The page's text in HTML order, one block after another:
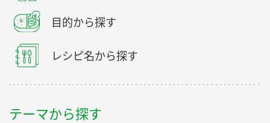
目的から探す
レシピ名から探す
テーマから探す